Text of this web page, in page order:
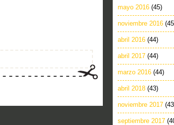
mayo 2016 (45)
noviembre 2016
abril 2016 (44)
abril 2017 (44)
marzo 2016 (44)
abril 2018 (43)
noviembre 2017
septiembre 2017